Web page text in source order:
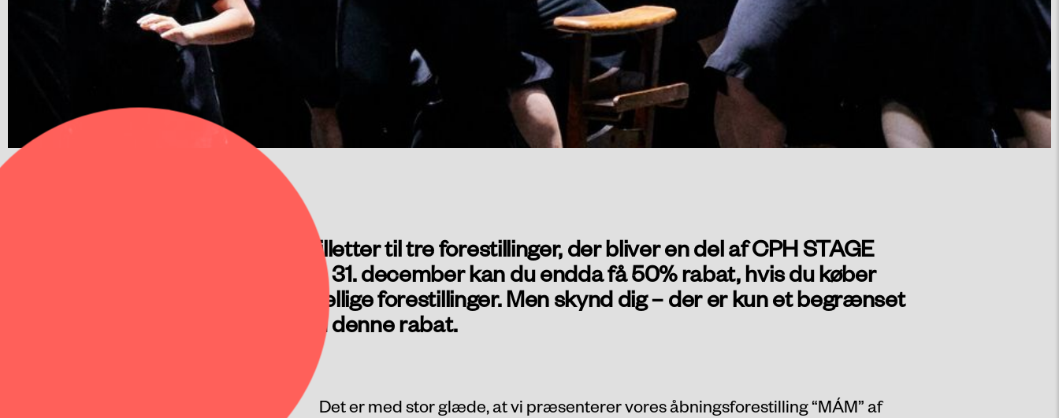
Nu kan du købe billetter til tre forestillinger, der bliver en del af CPH STAGE
2026. Frem til den 31. december kan du endda få 50% rabat, hvis du køber
billetter til to forskellige forestillinger. Men skynd dig – der er kun et begrænset
antal billetter med denne rabat.
Det er med stor glæde, at vi præsenterer vores åbningsforestilling “MÁM” af